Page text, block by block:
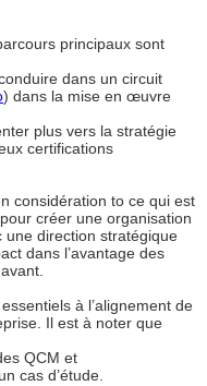
principaux sont
dans un circuit
) dans la mise en œuvre
plus vers la stratégie
certifications
considération to ce qui est
créer une organisation
une direction stratégique
dans l’avantage des
à l’alignement de
Il est à noter que
QCM et
cas d’étude.